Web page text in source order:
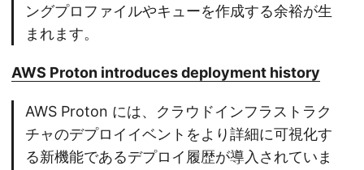
ングプロファイルやキューを作成する余裕が生
まれます。
AWS Proton introduces deployment history
AWS Proton には、クラウドインフラストラク
チャのデプロイイベントをより詳細に可視化す
る新機能であるデプロイ履歴が導入されていま